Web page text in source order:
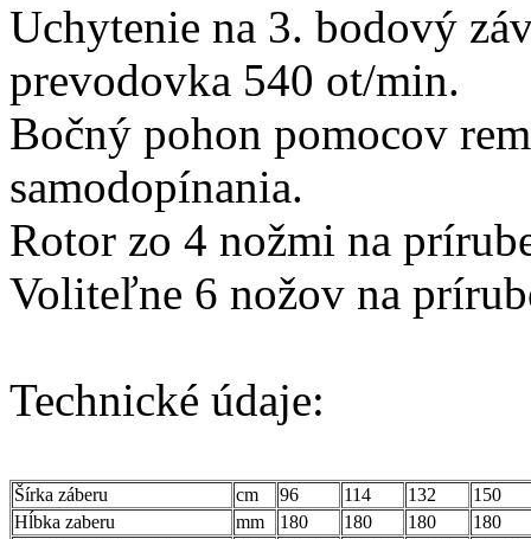
Uchytenie na 3. bodový
prevodovka 540 ot/min.
Bočný pohon pomocov
samodopínania.
Rotor zo 4 nožmi na
Voliteľne 6 nožov na
Technické údaje:
Šírka záberu cm 96 114 132
150
Hĺbka zaberu
mm 180 180 180
180